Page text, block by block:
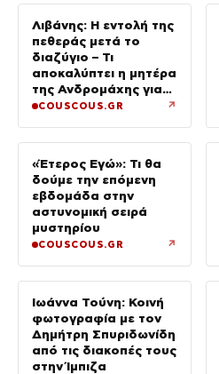
Λιβάνης: Η εντολή της
πεθεράς μετά το
διαζύγιο – Τι
αποκαλύπτει η μητέρα
της Ανδρομάχης για
το 2 ετών μωρό τους
COUSCOUS.GR ↗
«Έτερος Εγώ»: Τι θα
δούμε την επόμενη
εβδομάδα στην
αστυνομική σειρά
μυστηρίου
COUSCOUS.GR ↗
Ιωάννα Τούνη: Κοινή
φωτογραφία με τον
Δημήτρη Σπυριδωνίδη
από τις διακοπές τους
στην Ίμπιζα